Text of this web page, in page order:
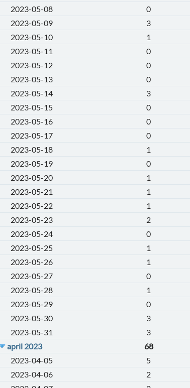
2023-05-08
0
2023-05-09
3
2023-05-10
1
2023-05-11
0
2023-05-12
0
2023-05-13
0
2023-05-14
3
2023-05-15
0
2023-05-16
0
2023-05-17
0
2023-05-18
1
2023-05-19
0
2023-05-20
1
2023-05-21
1
2023-05-22
1
2023-05-23
2
2023-05-24
0
2023-05-25
1
2023-05-26
1
2023-05-27
0
2023-05-28
1
2023-05-29
0
2023-05-30
3
2023-05-31
3
april 2023
68
2023-04-05
5
2023-04-06
2